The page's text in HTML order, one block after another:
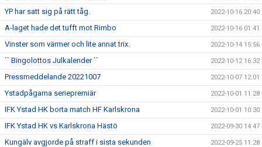
YP har satt sig på rätt tåg. 2022-10-16 20:40
A-laget hade det tufft mot Rimbo 2022-10-16 01:41
Vinster som värmer och lite annat trix. 2022-10-14 15:56
`` Bingolottos Julkalender `` 2022-10-12 16:32
Pressmeddelande 20221007 2022-10-07 12:01
Ystadpågarna seriepremiär 2022-10-01 11:28
IFK Ystad HK borta match HF Karlskrona 2022-10-01 10:30
IFK Ystad HK vs Karlskrona Hästö 2022-09-30 14:47
Kungälv avgjorde på straff i sista sekunden 2022-09-25 11:28